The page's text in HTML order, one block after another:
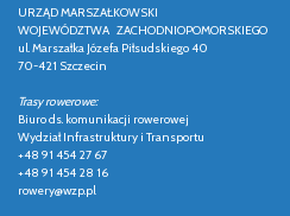
URZĄD MARSZAŁKOWSKI
WOJEWÓDZTWA ZACHODNIOPOMORSKIEGO
ul. Marszałka Józefa Piłsudskiego 40
70-421 Szczecin
Trasy rowerowe:
Biuro ds. komunikacji rowerowej
Wydział Infrastruktury i Transportu
+48 91 454 27 67
+48 91 454 28 16
rowery@wzp.pl